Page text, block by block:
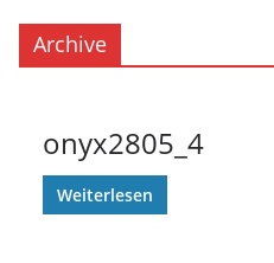
Archive
onyx2805_4
Weiterlesen